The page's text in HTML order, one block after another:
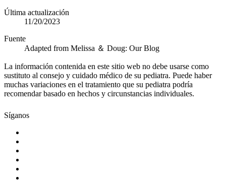
Última actualización
11/20/2023
Fuente
Adapted from Melissa ＆ Doug: Our Blog
La información contenida en este sitio web no debe usarse como
sustituto al consejo y cuidado médico de su pediatra. Puede haber
muchas variaciones en el tratamiento que su pediatra podría
recomendar basado en hechos y circunstancias individuales.
Síganos